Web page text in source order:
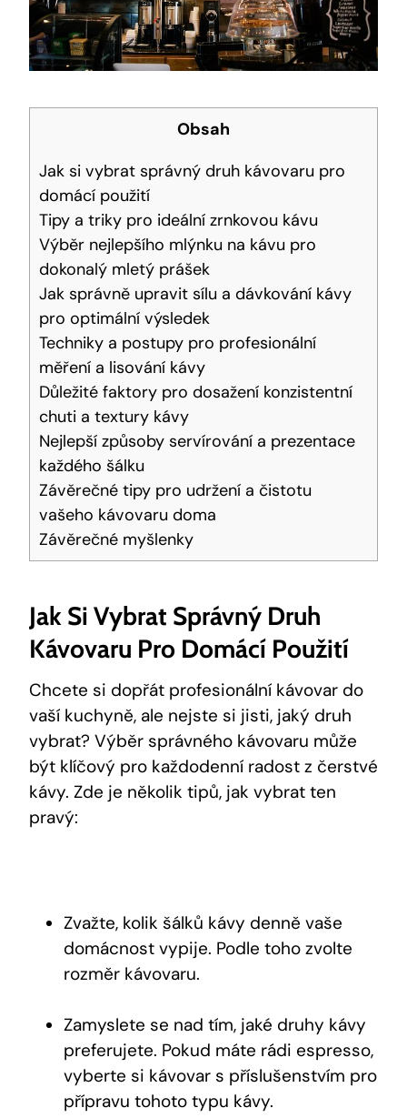
Obsah
Jak si vybrat správný druh kávovaru pro
domácí použití
Tipy a triky pro ideální zrnkovou kávu
Výběr nejlepšího mlýnku na kávu pro
dokonalý mletý prášek
Jak správně upravit sílu a dávkování kávy
pro optimální výsledek
Techniky a postupy pro profesionální
měření a lisování kávy
Důležité faktory pro dosažení konzistentní
chuti a textury kávy
Nejlepší způsoby servírování a prezentace
každého šálku
Závěrečné tipy pro udržení a čistotu
vašeho kávovaru doma
Závěrečné myšlenky
Jak Si Vybrat Správný Druh
Kávovaru Pro Domácí Použití
Chcete si dopřát profesionální kávovar do
vaší kuchyně, ale nejste si jisti, jaký druh
vybrat? Výběr správného kávovaru může
být klíčový pro každodenní radost z čerstvé
kávy. Zde je několik tipů, jak vybrat ten
pravý:
Zvažte, kolik šálků kávy denně vaše
domácnost vypije. Podle toho zvolte
rozměr kávovaru.
Zamyslete se nad tím, jaké druhy kávy
preferujete. Pokud máte rádi espresso,
vyberte si kávovar s příslušenstvím pro
přípravu tohoto typu kávy.